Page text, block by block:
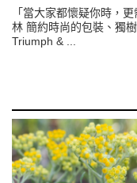
「當大家都懷疑你時，
林 簡約時尚的包裝、獨
Triumph & ...